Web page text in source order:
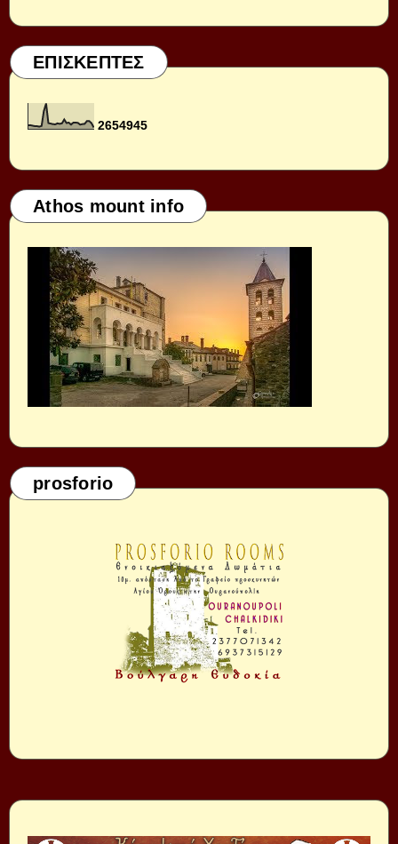
ΕΠΙΣΚΕΠΤΕΣ
2654945
Athos mount info
prosforio